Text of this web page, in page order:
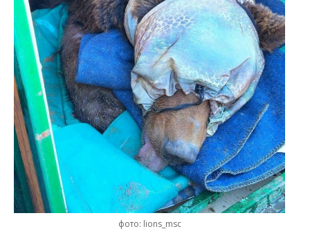
фото: lions_msc